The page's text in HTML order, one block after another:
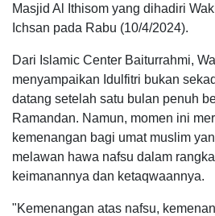
Masjid Al Ithisom yang dihadiri
Ichsan pada Rabu (10/4/2024).
Dari Islamic Center Baiturrahmi,
menyampaikan Idulfitri bukan
datang setelah satu bulan penuh
Ramandan. Namun, momen ini
kemenangan bagi umat muslim
melawan hawa nafsu dalam
keimanannya dan ketaqwaannya.
"Kemenangan atas nafsu,